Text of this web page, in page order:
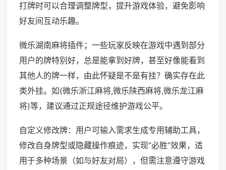
打牌时可以合理调整牌型，提升游戏体验，避免影响
好友间互动乐趣。
微乐湖南麻将插件；一些玩家反映在游戏中遇到部分
用户的牌特别好，总是能拿到好牌，甚至好像能看到
其他人的牌一样，由此怀疑是不是有挂？确实存在此
类外挂。如(微乐浙江麻将,微乐陕西麻将,微乐龙江麻
将)等，建议通过正规途径维护游戏公平。
自定义修改牌：用户可输入需求生成专用辅助工具，
修改自身牌型或隐藏操作痕迹，实现“必胜”效果，适
用于多种场景（如与好友对局），但需注意遵守游戏